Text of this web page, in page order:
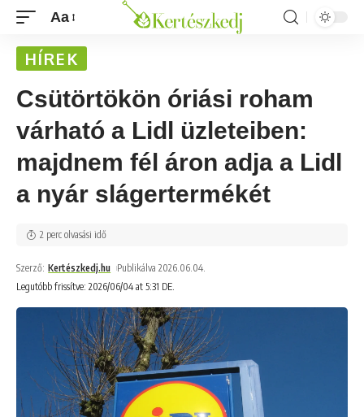
Aa
HÍREK
Csütörtökön óriási roham
várható a Lidl üzleteiben:
majdnem fél áron adja a Lidl
a nyár slágertermékét
Legutóbb frissítve: 2026/06/04 at 5:31 DE.
Szerző: Kertészkedj.hu Publikálva 2026.06.04.
2 perc olvasási idő